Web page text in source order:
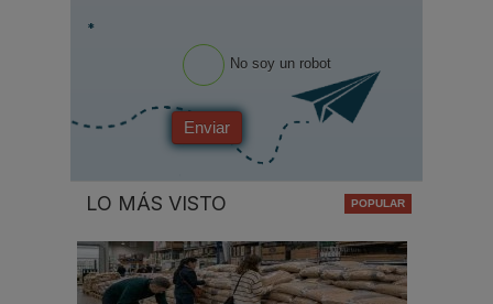
*
No soy un robot
Enviar
LO MÁS VISTO